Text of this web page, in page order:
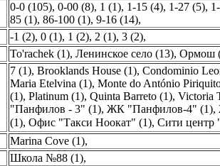
0-0 (105), 0-00 (8), 1 (1), 1-15 (4), 1-27 (5),
85 (1), 86-100 (1), 9-16 (14),
-1 (2), 0 (1), 1 (2), 2 (1), 3 (2),
To'rachek (1), Ленинское село (13), Ормош
7 (1), Brooklands House (1), Condominio
Maria Etelvina (1), Monte do António
(1), Platinum (1), Quinta Barreto (1), Victoria
"Панфилов - 3" (1), ЖК "Панфилов-4" (1),
(1), Офис "Такси Ноокат" (1), Сити центр
Marina Cove (1),
Школа №88 (1),